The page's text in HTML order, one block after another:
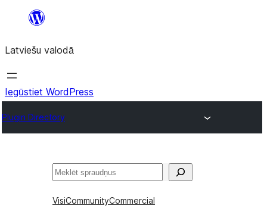
Pāriet
saturu
Latviešu valodā
Iegūstiet WordPress
Plugin Directory
Meklēt
VisiCommunityCommercial